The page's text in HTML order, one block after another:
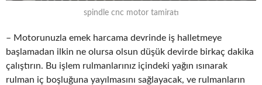
spindle cnc motor tamiratı
– Motorunuzla emek harcama devrinde iş halletmeye
başlamadan ilkin ne olursa olsun düşük devirde birkaç dakika
çalıştırın. Bu işlem rulmanlarınız içindeki yağın ısınarak
rulman iç boşluğuna yayılmasını sağlayacak, ve rulmanların